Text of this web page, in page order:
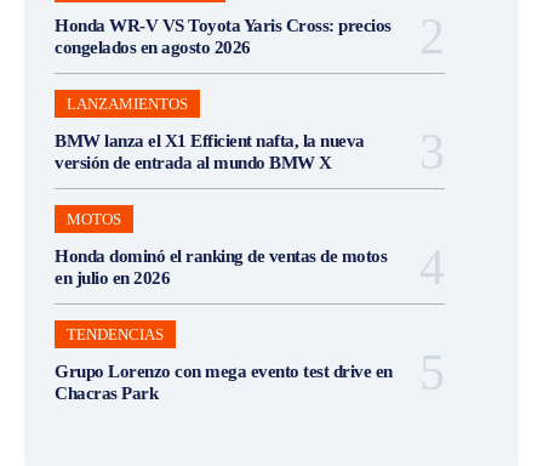
Honda WR-V VS Toyota Yaris Cross: precios
congelados en agosto 2026
LANZAMIENTOS
BMW lanza el X1 Efficient nafta, la nueva
versión de entrada al mundo BMW X
MOTOS
Honda dominó el ranking de ventas de motos
en julio en 2026
TENDENCIAS
Grupo Lorenzo con mega evento test drive en
Chacras Park